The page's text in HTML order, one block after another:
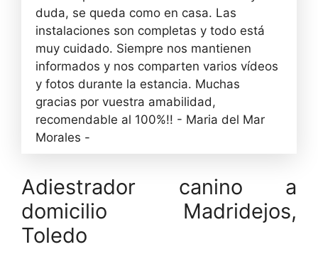
duda, se queda como en casa. Las
instalaciones son completas y todo está
muy cuidado. Siempre nos mantienen
informados y nos comparten varios vídeos
y fotos durante la estancia. Muchas
gracias por vuestra amabilidad,
recomendable al 100%!! - Maria del Mar
Morales -
Adiestrador canino a
domicilio Madridejos,
Toledo